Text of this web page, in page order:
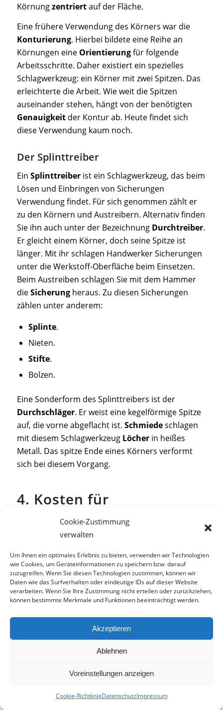
Cookie-Zustimmung
verwalten
Um Ihnen ein optimales Erlebnis zu bieten, verwenden wir Technologien
wie Cookies, um Geräteinformationen zu speichern bzw. darauf
zuzugreifen. Wenn Sie diesen Technologien zustimmen, können wir
Daten wie das Surfverhalten oder eindeutige IDs auf dieser Website
verarbeiten. Wenn Sie Ihre Zustimmung nicht erteilen oder zurückziehen,
können bestimmte Merkmale und Funktionen beeinträchtigt werden.
Akzeptieren
Ablehnen
Voreinstellungen anzeigen
Cookie-RichtlinieDatenschutzImpressum
Körnungzentriertauf der Fläche.
Eine frühere Verwendung des Körners war die
Konturierung. Hierbei bildete eine Reihe an
Körnungen eine Orientierungfür folgende
Arbeitsschritte. Daher existiert ein spezielles
Schlagwerkzeug: ein Körner mit zwei Spitzen. Das
erleichterte die Arbeit. Wie weit die Spitzen
auseinander stehen, hängt von der benötigten
Genauigkeitder Kontur ab. Heute findet sich
diese Verwendung kaum noch.
Der Splinttreiber
Ein Splinttreiberist ein Schlagwerkzeug, das beim
Lösen und Einbringen von Sicherungen
Verwendung findet. Für sich genommen zählt er
zu den Körnern und Austreibern. Alternativ finden
Sie ihn auch unter der Bezeichnung Durchtreiber.
Er gleicht einem Körner, doch seine Spitze ist
länger. Mit ihr schlagen Handwerker Sicherungen
unter die Werkstoff-Oberfläche beim Einsetzen.
Beim Austreiben schlagen Sie mit dem Hammer
dieSicherungheraus. Zu diesen Sicherungen
zählen unter anderem:
Splinte.
Nieten.
Stifte.
Bolzen.
Eine Sonderform des Splinttreibers ist der
Durchschläger. Er weist eine kegelförmige Spitze
auf, die vorne abgeflacht ist. Schmiedeschlagen
mit diesem Schlagwerkzeug Löcherin heißes
Metall. Das spitze Ende eines Körners verformt
sich bei diesem Vorgang.
4. Kosten für
verschiedene
Schlagwerkzeuge
Die Kosten von Schlagwerkzeugen hängen von verschiedenen
variieren stark. Beim Hammer sind sie abhängig